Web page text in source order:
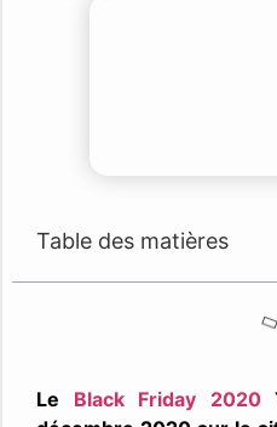
Table des matières
Le Black Friday 2020